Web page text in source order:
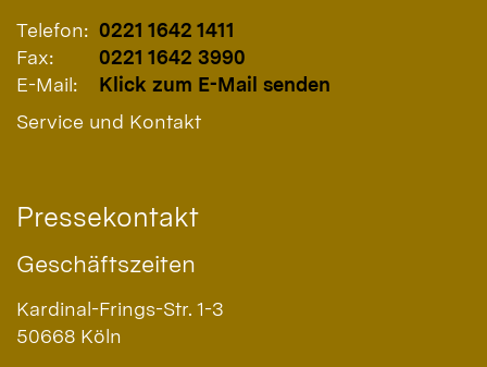
Telefon: 0221 1642 1411
Fax:
0221 1642 3990
E-Mail:
Klick zum E-Mail senden
Service und Kontakt
Pressekontakt
Geschäftszeiten
Kardinal-Frings-Str. 1-3
50668 Köln